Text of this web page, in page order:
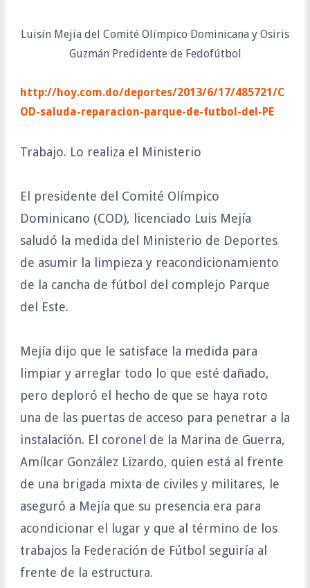
Luisín Mejía del Comité Olímpico Dominicana y Osiris
Guzmán Predidente de Fedofútbol
http://hoy.com.do/deportes/2013/6/17/485721/C
OD-saluda-reparacion-parque-de-futbol-del-PE
Trabajo. Lo realiza el Ministerio
El presidente del Comité Olímpico
Dominicano (COD), licenciado Luis Mejía
saludó la medida del Ministerio de Deportes
de asumir la limpieza y reacondicionamiento
de la cancha de fútbol del complejo Parque
del Este.
Mejía dijo que le satisface la medida para
limpiar y arreglar todo lo que esté dañado,
pero deploró el hecho de que se haya roto
una de las puertas de acceso para penetrar a la
instalación. El coronel de la Marina de Guerra,
Amílcar González Lizardo, quien está al frente
de una brigada mixta de civiles y militares, le
aseguró a Mejía que su presencia era para
acondicionar el lugar y que al término de los
trabajos la Federación de Fútbol seguiría al
frente de la estructura.